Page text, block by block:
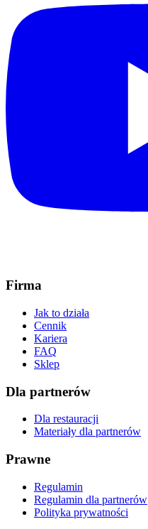
Firma
Jak to działa
Cennik
Kariera
FAQ
Sklep
Dla partnerów
Dla restauracji
Materiały dla partnerów
Prawne
Regulamin
Regulamin dla partnerów
Polityka prywatności